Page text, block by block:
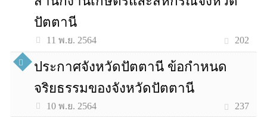
ปัตตานี
11 พ.ย. 2564 202
ประกาศจังหวัดปัตตานี ข้อกำหนด
จริยธรรมของจังหวัดปัตตานี
10 พ.ย. 2564 237